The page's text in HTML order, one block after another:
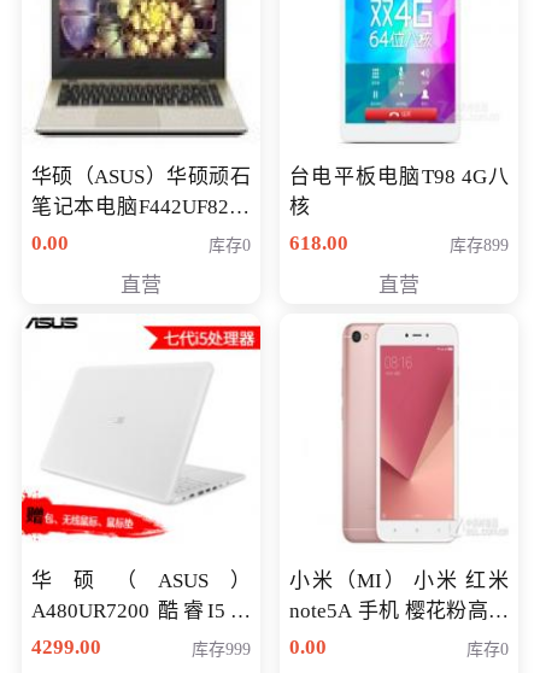
华硕（ASUS）华硕顽石
笔记本电脑F442UF8250
八代独显轻薄办公商务
0.00 库存0
直营
台电平板电脑T98 4G八
核
618.00
库存899
直营
华硕（ASUS）
A480UR7200 酷睿I5超
薄学生办公游戏独显笔
4299.00 库存999
小米（MI） 小米 红米
note5A 手机 樱花粉高配
版 全网通(3G+32G)
0.00 库存0